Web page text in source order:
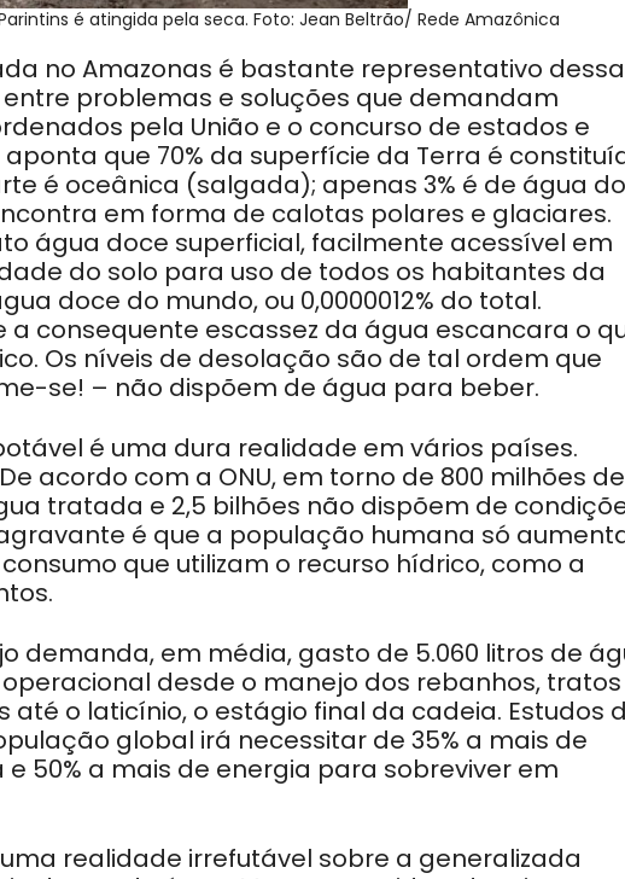
é atingida pela seca. Foto: Jean Beltrão/ Rede Amazônica
no Amazonas é bastante representativo dessa
problemas e soluções que demandam
pela União e o concurso de estados e
que 70% da superfície da Terra é
é oceânica (salgada); apenas 3% é de água
em forma de calotas polares e glaciares.
água doce superficial, facilmente acessível em
do solo para uso de todos os habitantes da
doce do mundo, ou 0,0000012% do total.
a consequente escassez da água escancara o
Os níveis de desolação são de tal ordem que
se! – não dispõem de água para beber.
é uma dura realidade em vários países.
acordo com a ONU, em torno de 800 milhões de
tratada e 2,5 bilhões não dispõem de
é que a população humana só
que utilizam o recurso hídrico, como a
demanda, em média, gasto de 5.060 litros de
desde o manejo dos rebanhos, tratos
até o laticínio, o estágio final da cadeia. Estudos
global irá necessitar de 35% a mais de
50% a mais de energia para sobreviver em
realidade irrefutável sobre a generalizada